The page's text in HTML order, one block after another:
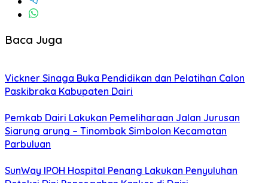
Baca Juga
Vickner Sinaga Buka Pendidikan dan Pelatihan Calon
Paskibraka Kabupaten Dairi
Pemkab Dairi Lakukan Pemeliharaan Jalan Jurusan
Siarung arung – Tinombak Simbolon Kecamatan
Parbuluan
SunWay IPOH Hospital Penang Lakukan Penyuluhan